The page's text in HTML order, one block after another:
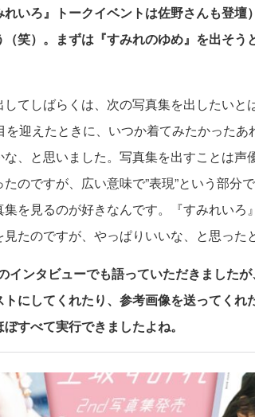
いろ』トークイベントは佐野さんも登壇
笑）。まずは『すみれのゆめ』を出そう
してしばらくは、次の写真集を出したい
を迎えたときに、いつか着てみたかった
な、と思いました。写真集を出すことは
のですが、広い意味で”表現”という部分
を見るのが好きなんです。『すみれいろ
たのですが、やっぱりいいな、と思った
ンタビューでも語っていただきましたが
にしてくれたり、参考画像を送ってくれ
すべて実行できましたよね。